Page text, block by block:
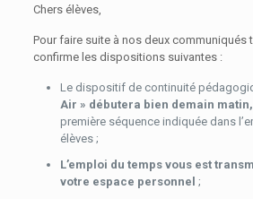
Chers élèves,
Pour faire suite à nos deux communiqués
confirme les dispositions suivantes :
Le dispositif de continuité
Air » débutera bien demain
première séquence indiquée dans
élèves ;
L’emploi du temps vous est
votre espace personnel ;